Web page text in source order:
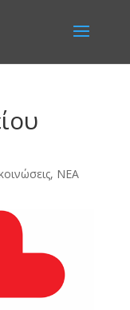
, ΝΕΑ